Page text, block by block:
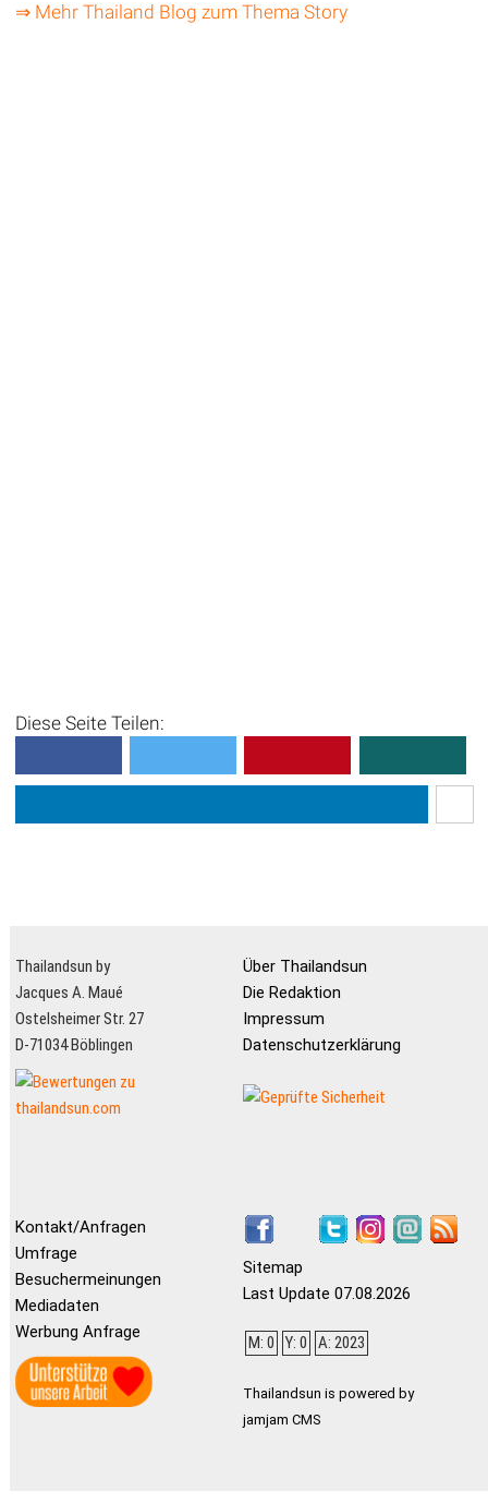
⇒ Mehr Thailand Blog zum Thema Story
Diese Seite Teilen:
Thailandsun by
Jacques A. Maué
Ostelsheimer Str. 27
D-71034 Böblingen
Über Thailandsun
Die Redaktion
Impressum
Datenschutzerklärung
Kontakt/Anfragen
Umfrage
Besuchermeinungen
Mediadaten
Werbung Anfrage
Sitemap
Last Update 07.08.2026
M: 0 Y: 0 A: 2023
Thailandsun is powered by
jamjam CMS